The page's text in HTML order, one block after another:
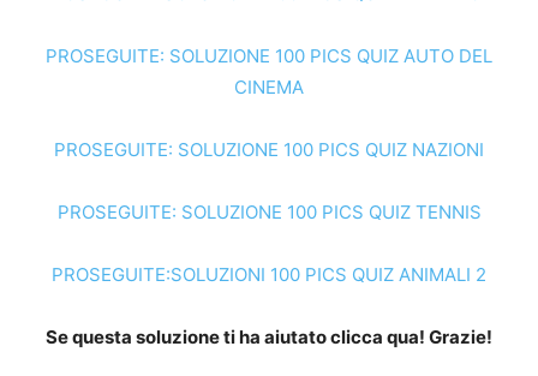
PROSEGUITE: SOLUZIONE 100 PICS QUIZ AUTO DEL
CINEMA
PROSEGUITE: SOLUZIONE 100 PICS QUIZ NAZIONI
PROSEGUITE: SOLUZIONE 100 PICS QUIZ TENNIS
PROSEGUITE:SOLUZIONI 100 PICS QUIZ ANIMALI 2
Se questa soluzione ti ha aiutato clicca qua! Grazie!